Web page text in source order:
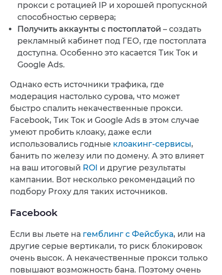
прокси с ротацией IP и хорошей пропускной
способностью сервера;
Получить аккаунты с постоплатой – создать
рекламный кабинет под ГЕО, где постоплата
доступна. Особенно это касается Тик Ток и
Google Ads.
Однако есть источники трафика, где
модерация настолько сурова, что может
быстро спалить некачественные прокси.
Facebook, Тик Ток и Google Ads в этом случае
умеют пробить клоаку, даже если
использовались годные клоакинг-сервисы,
банить по железу или по домену. А это влияет
на ваш итоговый ROI и другие результаты
кампании. Вот несколько рекомендаций по
подбору Proxy для таких источников.
Facebook
Если вы льете на гемблинг с Фейсбука, или на
другие серые вертикали, то риск блокировок
очень высок. А некачественные прокси только
повышают возможность бана. Поэтому очень